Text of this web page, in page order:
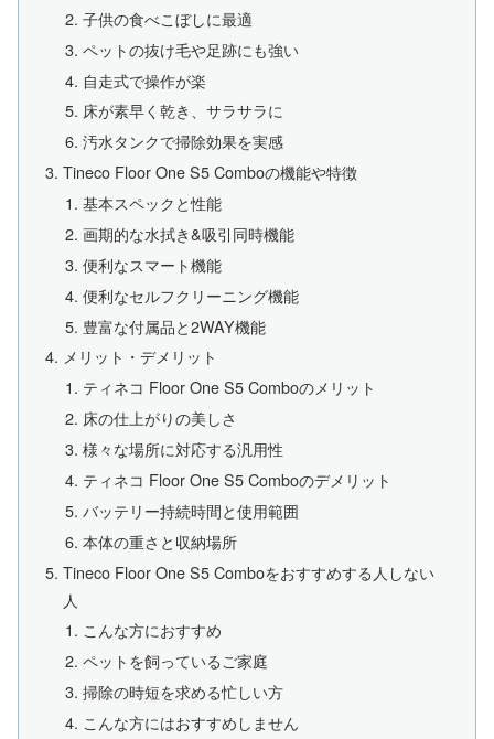
子供の食べこぼしに最適
ペットの抜け毛や足跡にも強い
自走式で操作が楽
床が素早く乾き、サラサラに
汚水タンクで掃除効果を実感
Tineco Floor One S5 Comboの機能や特徴
基本スペックと性能
画期的な水拭き&吸引同時機能
便利なスマート機能
便利なセルフクリーニング機能
豊富な付属品と2WAY機能
メリット・デメリット
ティネコ Floor One S5 Comboのメリット
床の仕上がりの美しさ
様々な場所に対応する汎用性
ティネコ Floor One S5 Comboのデメリット
バッテリー持続時間と使用範囲
本体の重さと収納場所
Tineco Floor One S5 Comboをおすすめする人しない
人
こんな方におすすめ
ペットを飼っているご家庭
掃除の時短を求める忙しい方
こんな方にはおすすめしません